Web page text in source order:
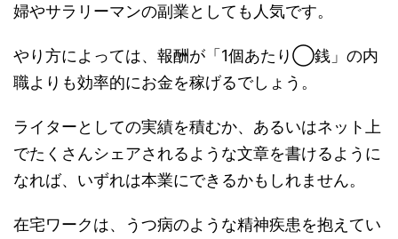
婦やサラリーマンの副業としても人気です。
やり方によっては、報酬が「1個あたり◯銭」の内
職よりも効率的にお金を稼げるでしょう。
ライターとしての実績を積むか、あるいはネット上
でたくさんシェアされるような文章を書けるように
なれば、いずれは本業にできるかもしれません。
在宅ワークは、うつ病のような精神疾患を抱えてい